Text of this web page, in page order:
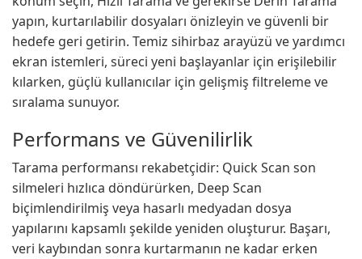
yapın, kurtarılabilir dosyaları önizleyin ve güvenli bir
hedefe geri getirin. Temiz sihirbaz arayüzü ve yardımcı
ekran istemleri, süreci yeni başlayanlar için erişilebilir
kılarken, güçlü kullanıcılar için gelişmiş filtreleme ve
sıralama sunuyor.
Performans ve Güvenilirlik
Tarama performansı rekabetçidir: Quick Scan son
silmeleri hızlıca döndürürken, Deep Scan
biçimlendirilmiş veya hasarlı medyadan dosya
yapılarını kapsamlı şekilde yeniden oluşturur. Başarı,
veri kaybından sonra kurtarmanın ne kadar erken